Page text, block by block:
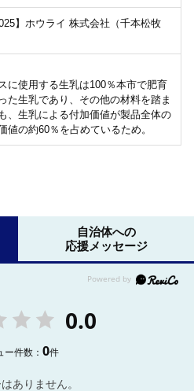
】ホウライ 株式会社（千本松牧
に使用する生乳は100％本市で肥育
た生乳であり、その他の材料を踏ま
、生乳による付加価値が製品全体の
値の約60％を占めているため。
自治体への
応援メッセージ
0.0
ー件数：0件
ありません。